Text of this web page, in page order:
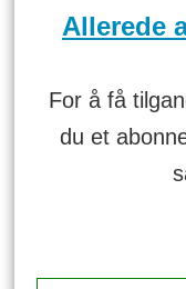
Allerede
For å få
du et